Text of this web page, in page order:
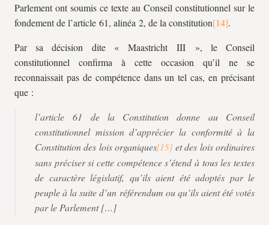
Parlement ont soumis ce texte au Conseil constitutionnel sur le
fondement de l’article 61, alinéa 2, de la constitution
.
Par sa décision dite « Maastricht III », le Conseil
constitutionnel confirma à cette occasion qu’il ne se
reconnaissait pas de compétence dans un tel cas, en précisant
que :
l’article 61 de la Constitution donne au Conseil
constitutionnel mission d’apprécier la conformité à la
Constitution des lois organiques
et des lois ordinaires
sans préciser si cette compétence s’étend à tous les textes
de caractère législatif, qu’ils aient été adoptés par le
peuple à la suite d’un référendum ou qu’ils aient été votés
par le Parlement […]